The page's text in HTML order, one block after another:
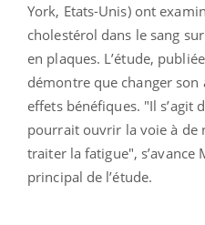
York, Etats-Unis) ont
cholestérol dans le sang
en plaques. L’étude,
démontre que changer
effets bénéfiques. "Il s’agit
pourrait ouvrir la voie à de
traiter la fatigue", s’avance
principal de l’étude.